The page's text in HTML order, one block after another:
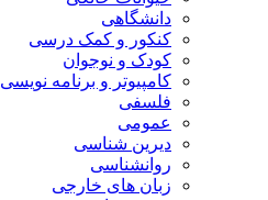
دانشگاهی
کنکور و کمک‌ درسی
کودک و نوجوان
کامپیوتر و برنامه نویسی
فلسفی
عمومی
دیرین شناسی
روانشناسی
زبان های خارجی